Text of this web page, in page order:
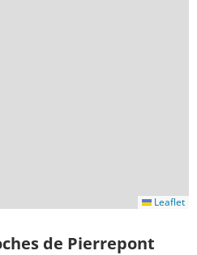
Leaflet
de Pierrepont